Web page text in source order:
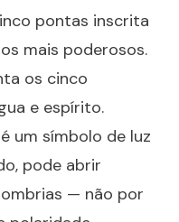
pontas inscrita
mais poderosos.
os cinco
e espírito.
um símbolo de luz
pode abrir
— não por